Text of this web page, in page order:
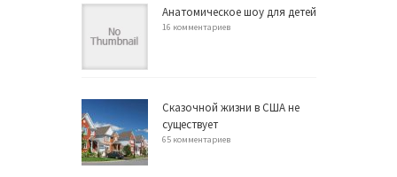
Анатомическое шоу для детей
16 комментариев
Сказочной жизни в США не
существует
65 комментариев